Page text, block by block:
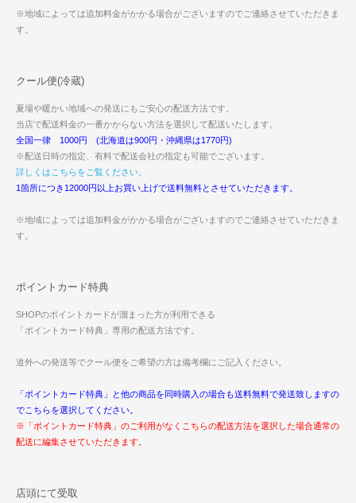
※地域によっては追加料金がかかる場合がございますのでご連絡させていただきま
す。
クール便(冷蔵)
夏場や暖かい地域への発送にもご安心の配送方法です。
当店で配送料金の一番かからない方法を選択して配送いたします。
全国一律 1000円 (北海道は900円・沖縄県は1770円)
※配送日時の指定、有料で配送会社の指定も可能でございます。
詳しくはこちらをご覧ください。
1箇所につき12000円以上お買い上げで送料無料とさせていただきます。
※地域によっては追加料金がかかる場合がございますのでご連絡させていただきま
す。
ポイントカード特典
SHOPのポイントカードが溜まった方が利用できる
「ポイントカード特典」専用の配送方法です。
道外への発送等でクール便をご希望の方は備考欄にご記入ください。
「ポイントカード特典」と他の商品を同時購入の場合も送料無料で発送致しますの
でこちらを選択してください。
※「ポイントカード特典」のご利用がなくこちらの配送方法を選択した場合通常の
配送に編集させていただきます。
店頭にて受取